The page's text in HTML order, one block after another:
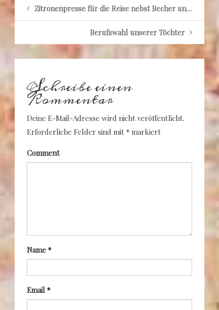
Zitronenpresse für die Reise nebst Becher und Futteral aus Aluminium
Berufswahl unserer Töchter
Schreibe einen
Kommentar
Deine E-Mail-Adresse wird nicht veröffentlicht.
Erforderliche Felder sind mit * markiert
Comment
Name *
Email *